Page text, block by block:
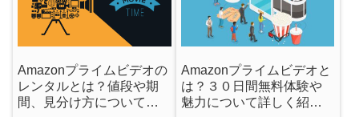
Amazonプライムビデオの
レンタルとは？値段や期
間、見分け方について解
Amazonプライムビデオと
は？３０日間無料体験や
魅力について詳しく紹介